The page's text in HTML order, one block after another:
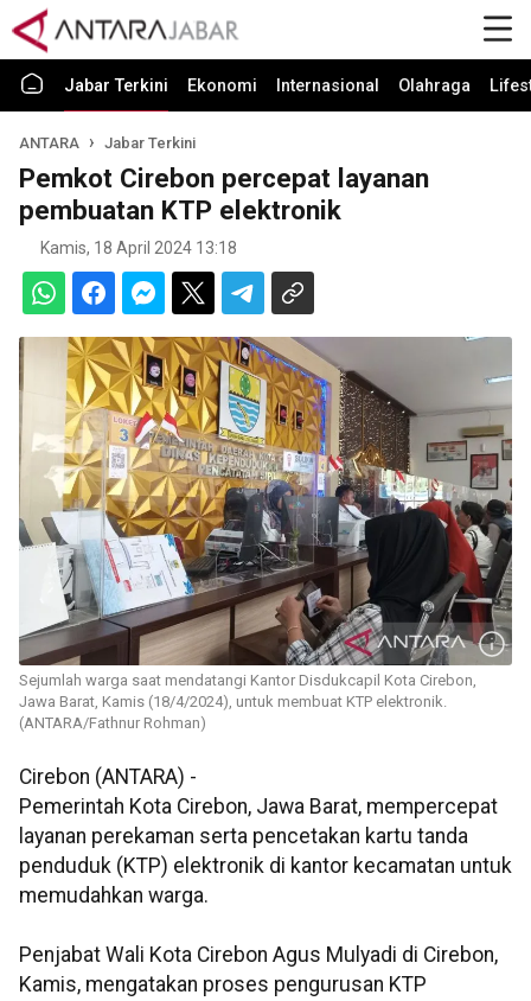
Jabar Terkini Ekonomi Internasional Olahraga
ANTARA Jabar Terkini
Pemkot Cirebon percepat layanan
pembuatan KTP elektronik
Kamis, 18 April 2024 13:18
Sejumlah warga saat mendatangi Kantor Disdukcapil Kota Cirebon,
Jawa Barat, Kamis (18/4/2024), untuk membuat KTP elektronik.
(ANTARA/Fathnur Rohman)
Cirebon (ANTARA) -
Pemerintah Kota Cirebon, Jawa Barat, mempercepat
layanan perekaman serta pencetakan kartu tanda
penduduk (KTP) elektronik di kantor kecamatan untuk
memudahkan warga.
Penjabat Wali Kota Cirebon Agus Mulyadi di Cirebon,
Kamis, mengatakan proses pengurusan KTP